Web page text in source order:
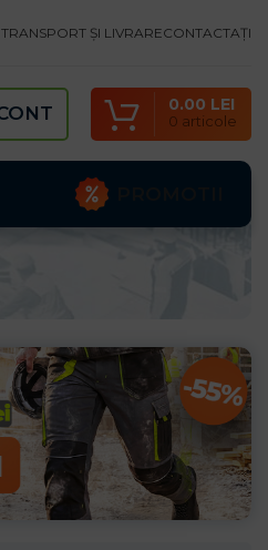
TRANSPORT ȘI LIVRARECONTACTAȚI
0 articole
0.00 LEI